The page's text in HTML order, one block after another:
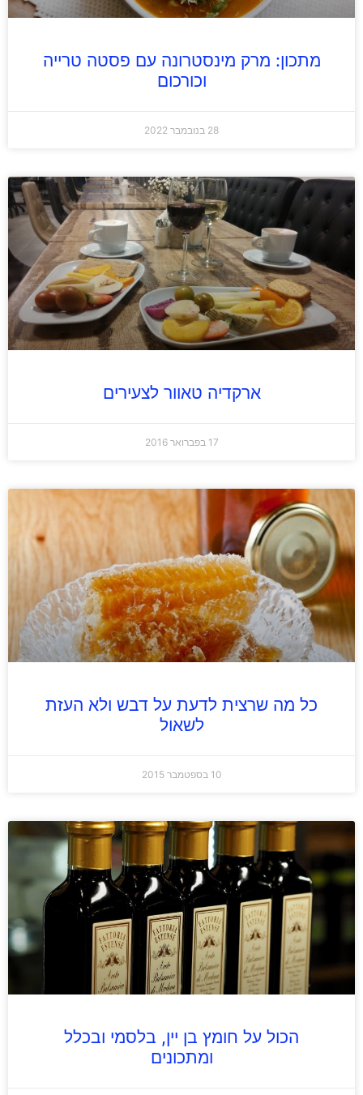
מתכון: מרק מינסטרונה עם פסטה טרייה
וכורכום
28 בנובמבר 2022
ארקדיה טאוור לצעירים
17 בפברואר 2016
כל מה שרצית לדעת על דבש ולא העזת
לשאול
10 בספטמבר 2015
הכול על חומץ בן יין, בלסמי ובכלל
ומתכונים